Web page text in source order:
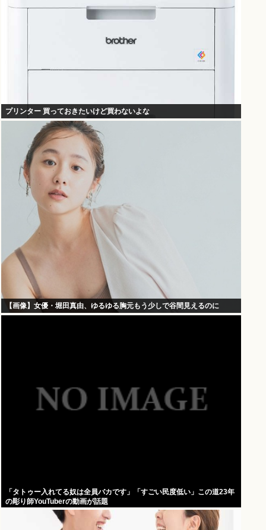
プリンター 買っておきたいけど買わないよな
【画像】女優・堀田真由、ゆるゆる胸元もう少しで谷間見えるのに
「タトゥー入れてる奴は全員バカです」「すごい民度低い」この道23年
の彫り師YouTuberの動画が話題